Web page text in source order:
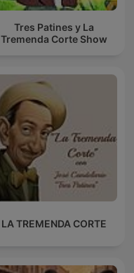
Tres Patines y La
Tremenda Corte Show
LA TREMENDA CORTE